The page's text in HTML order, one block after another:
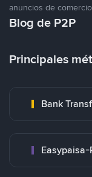
anuncios de
Blog de P2P
Principales
Bank
Easypaisa-